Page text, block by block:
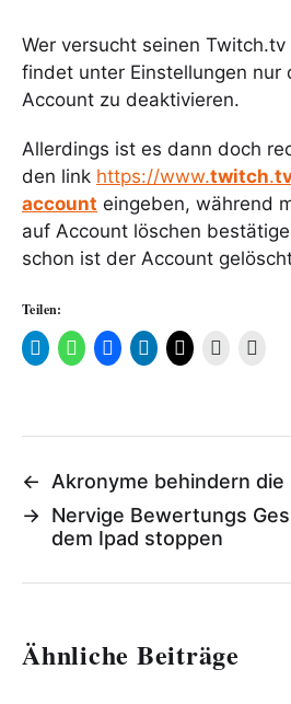
Wer versucht seinen
findet unter Einstellungen nur
Account zu deaktivieren.
Allerdings ist es dann doch
den link https://www.twitch.
account eingeben, während
auf Account löschen
schon ist der Account
Teilen:
←
Akronyme behindern die
→ Nervige Bewertungs
dem Ipad stoppen
Ähnliche Beiträge